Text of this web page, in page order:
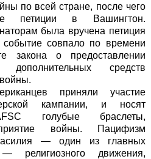
по всей стране, после чего
петиции в Вашингтон.
была вручена петиция
совпало по времени
закона о предоставлении
средств
приняли участие
кампании, и носят
голубые браслеты,
войны. Пацифизм
— один из главных
религиозного движения,